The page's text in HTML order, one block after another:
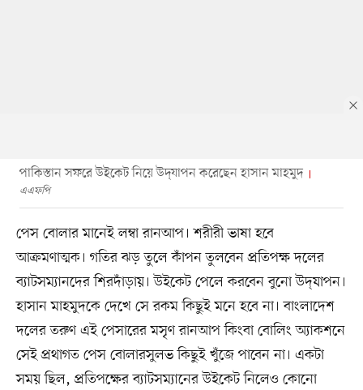
পাকিস্তান সফরে উইকেট নিয়ে উদ্‌যাপন করেছেন হাসান মাহমুদ
এএফপি
পেস বোলার মানেই লম্বা রানআপ। শরীরী ভাষা হবে
আক্রমণাত্মক। গতির ঝড় তুলে কাঁপন তুলবেন প্রতিপক্ষ দলের
ব্যাটসম্যানদের শিরদাঁড়ায়। উইকেট পেলে করবেন বুনো উদ্‌যাপন।
হাসান মাহমুদকে দেখে সে রকম কিছুই মনে হবে না। বাংলাদেশ
দলের তরুণ এই পেসারের মসৃণ রানআপ কিংবা বোলিং অ্যাকশনে
সেই প্রথাগত পেস বোলারসুলভ কিছুই খুঁজে পাবেন না। একটা
সময় ছিল, প্রতিপক্ষের ব্যাটসম্যানের উইকেট নিলেও কোনো